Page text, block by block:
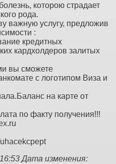
которою страдает
рода.
важную услугу, предложив
:
кредитных
кардхолдеров залитых
вы сможете
с логотипом Виза и
на карте от
по факту получения!!!
Дата изменения: